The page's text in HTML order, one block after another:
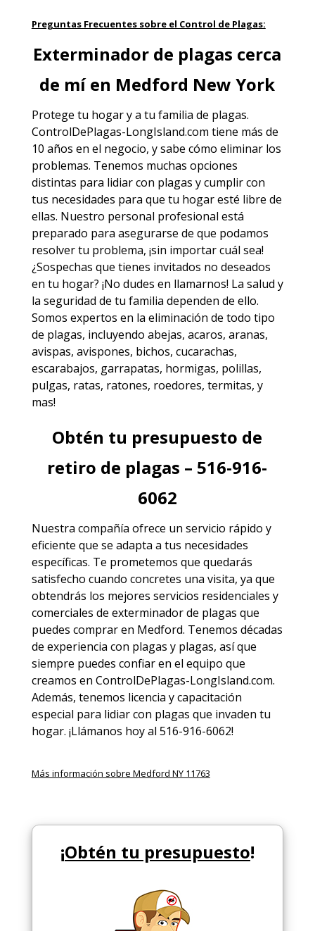
Preguntas Frecuentes sobre el Control de Plagas:
Exterminador de plagas cerca
de mí en Medford New York
Protege tu hogar y a tu familia de plagas.
ControlDePlagas-LongIsland.com tiene más de
10 años en el negocio, y sabe cómo eliminar los
problemas. Tenemos muchas opciones
distintas para lidiar con plagas y cumplir con
tus necesidades para que tu hogar esté libre de
ellas. Nuestro personal profesional está
preparado para asegurarse de que podamos
resolver tu problema, ¡sin importar cuál sea!
¿Sospechas que tienes invitados no deseados
en tu hogar? ¡No dudes en llamarnos! La salud y
la seguridad de tu familia dependen de ello.
Somos expertos en la eliminación de todo tipo
de plagas, incluyendo abejas, acaros, aranas,
avispas, avispones, bichos, cucarachas,
escarabajos, garrapatas, hormigas, polillas,
pulgas, ratas, ratones, roedores, termitas, y
mas!
Obtén tu presupuesto de
retiro de plagas – 516-916-
6062
Nuestra compañía ofrece un servicio rápido y
eficiente que se adapta a tus necesidades
específicas. Te prometemos que quedarás
satisfecho cuando concretes una visita, ya que
obtendrás los mejores servicios residenciales y
comerciales de exterminador de plagas que
puedes comprar en Medford. Tenemos décadas
de experiencia con plagas y plagas, así que
siempre puedes confiar en el equipo que
creamos en ControlDePlagas-LongIsland.com.
Además, tenemos licencia y capacitación
especial para lidiar con plagas que invaden tu
hogar. ¡Llámanos hoy al 516-916-6062!
Más información sobre Medford NY 11763
¡Obtén tu presupuesto!